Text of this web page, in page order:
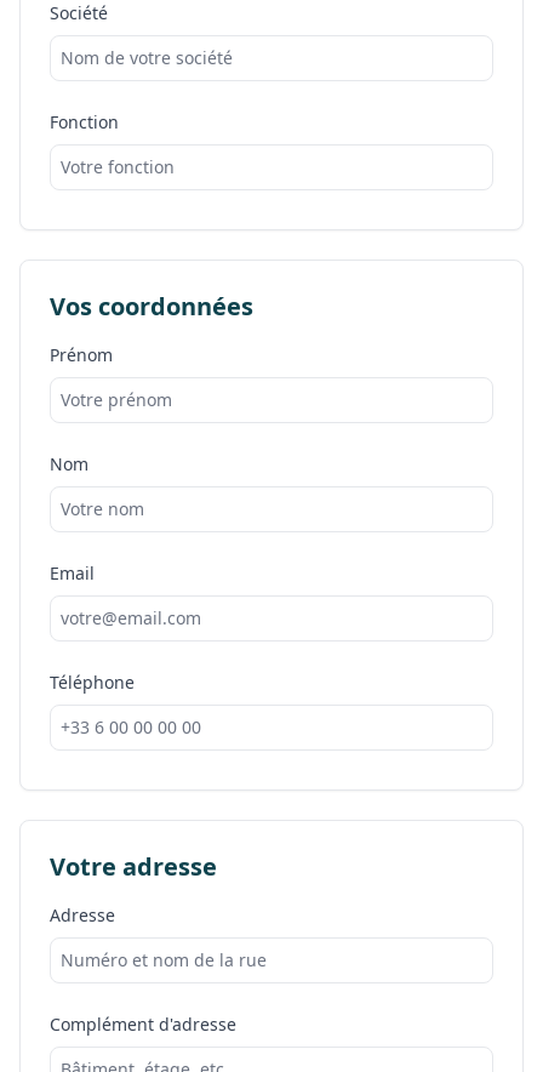
Société
Fonction
Vos coordonnées
Prénom
Nom
Email
Téléphone
Votre adresse
Adresse
Complément d'adresse